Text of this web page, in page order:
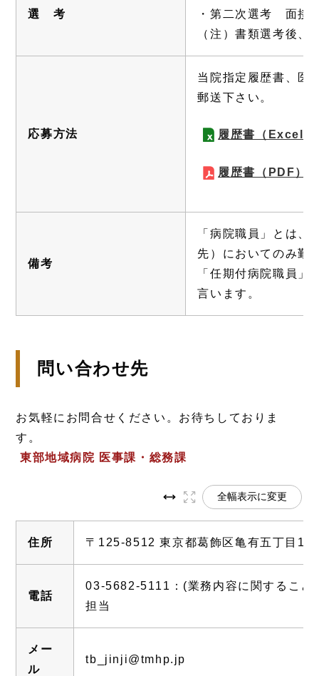
選 考
・第二次選考 面接
（注）書類選考後
応募方法
当院指定履歴書、医
郵送下さい。
履歴書（Excel）
履歴書（PDF）
備考
「病院職員」とは
先）においてのみ勤
「任期付病院職員
言います。
問い合わせ先
お気軽にお問合せください。お待ちしておりま
す。
東部地域病院 医事課・総務課
全幅表示に変更
住所 〒125-8512 東京都葛飾区亀有五丁目
電話
03-5682-5111：(業務内容に関するこ
担当
メー
ル
tb_jinji@tmhp.jp